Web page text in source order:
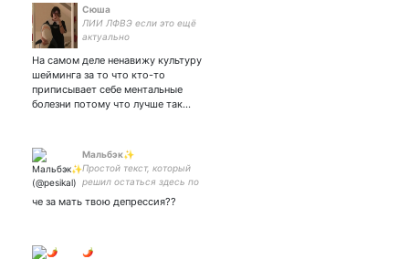
Сюша
ЛИИ ЛФВЭ если это ещё
актуально
На самом деле ненавижу культуру
шейминга за то что кто-то
приписывает себе ментальные
болезни потому что лучше так…
Мальбэк✨
Простой текст, который
решил остаться здесь по
че за мать твою депрессия??
🌶